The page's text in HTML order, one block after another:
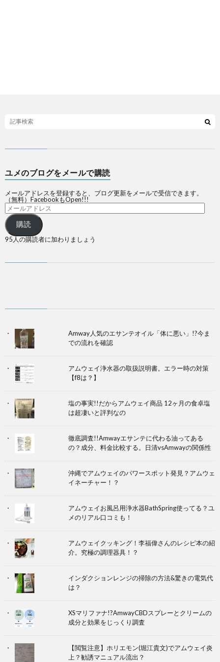
ユメのブログをメールで購読
メールアドレスを登録すると、ブログ更新をメールで受信できます。
（無料）FacebookもOpen!!!
購読
95人の購読者に加わりましょう
Amway人気のエサンテオイル「体に悪い」!?今ま
での流れを確認
アムウェイ浄水器の取扱説明書。エラー時の対策
【f8は？】
塩の事実!!だからアムウェイ商品 12ヶ月の食卓塩
は超凄いと評判なの
徹底調査!!Amwayエサンテに代わる油ってある
の？成分、料金比較する。日清vsAmwayの関係性
沖縄でアムウェイのパワースポット発見？アムウェ
イネーチャー！？
アムウェイお風呂用浄水器BathSpring使ってる？ユ
メのリアル口コミも！
アムウェイクッキング！李福偉さんのレシピ本の紹
介。究極の調理器具！？
インダクションレンジの掃除の方法&驚きの電気代
は？
XSマリファナ!?AmwayCBDスプレーとクリームの
成分と効果をじっくり調査
【閲覧注意】ホリエモン(堀江貴文)でアムウェイ炎
上？勧誘マニュアル流出？